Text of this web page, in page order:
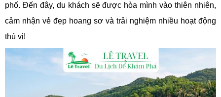
phố. Đến đây, du khách sẽ được hòa mình vào thiên nhiên,
cảm nhận vẻ đẹp hoang sơ và trải nghiệm nhiều hoạt động
thú vị!